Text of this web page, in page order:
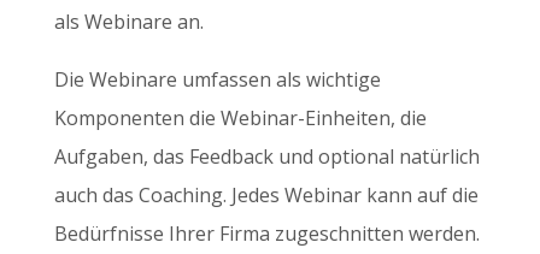
als Webinare an.
Die Webinare umfassen als wichtige
Komponenten die Webinar-Einheiten, die
Aufgaben, das Feedback und optional natürlich
auch das Coaching. Jedes Webinar kann auf die
Bedürfnisse Ihrer Firma zugeschnitten werden.